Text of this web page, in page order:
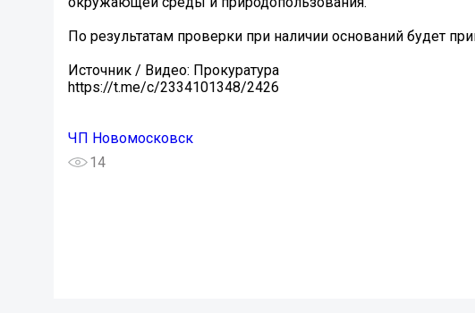
По результатам проверки при наличии оснований будет
Источник / Видео: Прокуратура
https://t.me/c/2334101348/2426
ЧП Новомосковск
14